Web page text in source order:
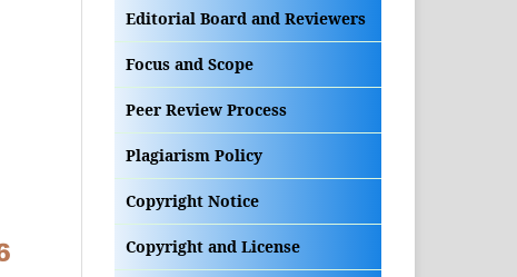
Editorial Board and Reviewers
Focus and Scope
Peer Review Process
Plagiarism Policy
Copyright Notice
Copyright and License